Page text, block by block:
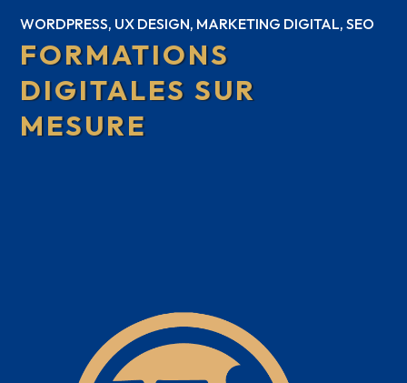
WORDPRESS, UX DESIGN, MARKETING DIGITAL, SEO
FORMATIONS
DIGITALES SUR
MESURE